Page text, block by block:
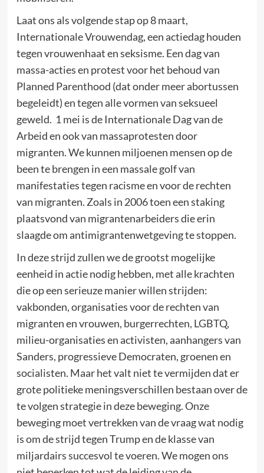
Laat ons als volgende stap op 8 maart,
Internationale Vrouwendag, een actiedag houden
tegen vrouwenhaat en seksisme. Een dag van
massa-acties en protest voor het behoud van
Planned Parenthood (dat onder meer abortussen
begeleidt) en tegen alle vormen van seksueel
geweld. 1 mei is de Internationale Dag van de
Arbeid en ook van massaprotesten door
migranten. We kunnen miljoenen mensen op de
been te brengen in een massale golf van
manifestaties tegen racisme en voor de rechten
van migranten. Zoals in 2006 toen een staking
plaatsvond van migrantenarbeiders die erin
slaagde om antimigrantenwetgeving te stoppen.
In deze strijd zullen we de grootst mogelijke
eenheid in actie nodig hebben, met alle krachten
die op een serieuze manier willen strijden:
vakbonden, organisaties voor de rechten van
migranten en vrouwen, burgerrechten, LGBTQ,
milieu-organisaties en activisten, aanhangers van
Sanders, progressieve Democraten, groenen en
socialisten. Maar het valt niet te vermijden dat er
grote politieke meningsverschillen bestaan over de
te volgen strategie in deze beweging. Onze
beweging moet vertrekken van de vraag wat nodig
is om de strijd tegen Trump en de klasse van
miljardairs succesvol te voeren. We mogen ons